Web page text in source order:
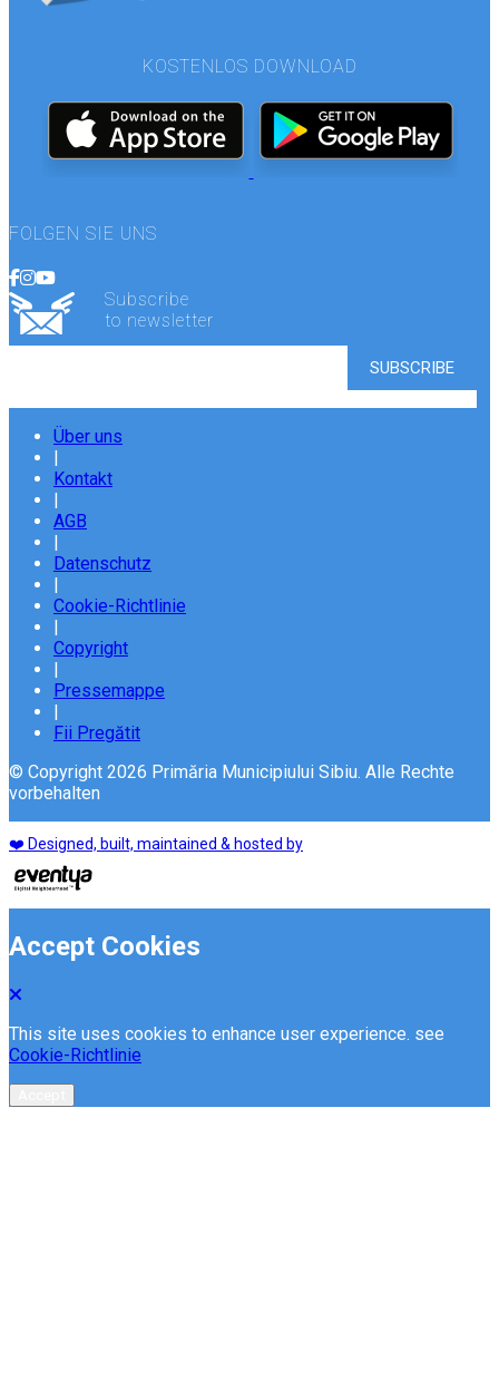
KOSTENLOS DOWNLOAD
FOLGEN SIE UNS
Subscribe
to newsletter
Über uns
Kontakt
AGB
Datenschutz
Cookie-Richtlinie
Copyright
Pressemappe
Fii Pregătit
© Copyright 2026 Primăria Municipiului Sibiu. Alle Rechte
vorbehalten
❤️ Designed, built, maintained & hosted by
Accept Cookies
This site uses cookies to enhance user experience. see
Cookie-Richtlinie